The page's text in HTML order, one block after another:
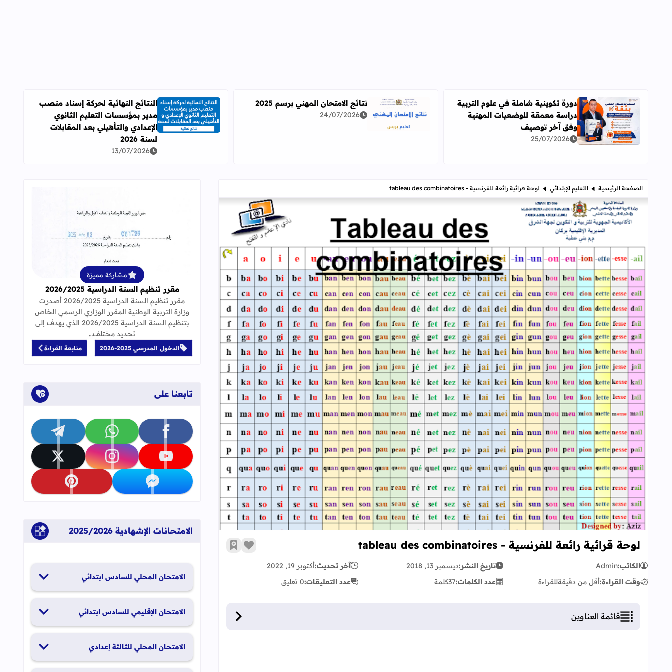
اقرأ المزيد عن دورة تكوينية شاملة في علوم التربية دراسة معمقة للوضعيات المهنية وفق آخر توصيف
دورة تكوينية شاملة في علوم التربية
دراسة معمقة للوضعيات المهنية
وفق آخر توصيف
25/07/2026
اقرأ المزيد عن نتائج الامتحان المهني برسم 2025
نتائج الامتحان المهني برسم 2025
24/07/2026
اقرأ المزيد عن النتائج النهائية لحركة إسناد منصب مدير بمؤسسات
النتائج النهائية لحركة إسناد منصب
مدير بمؤسسات التعليم الثانوي
الإعدادي والتأهيلي بعد المقابلات
لسنة 2026
13/07/2026
الصفحة الرئيسية التعليم الإبتدائي لوحة قرائية رائعة للفرنسية - tableau des combinatoires
لوحة قرائية رائعة للفرنسية - tableau des combinatoires
لوحة قرائية رائعة للفرنسية - tableau des combinatoires زر الإعجاب
أضف إلى العلامات المرجعية
الكاتب:Admin تاريخ النشر:ديسمبر 13, 2018 آخر تحديث:أكتوبر 19, 2022
وقت القراءة:أقل من دقيقةللقراءة عدد الكلمات:37كلمة عدد التعليقات:0 تعليق
قائمة العناوين
قراءة المزيد عن مقرر تنظيم السنة الدراسية
مشاركة مميزة
مقرر تنظيم السنة الدراسية 2026/2025
مقرر تنظيم السنة الدراسية 2026/2025 أصدرت
وزارة التربية الوطنية المقرر الوزاري الرسمي الخاص
بتنظيم السنة الدراسية 2026/2025 الذي يهدف إلى
تحديد مختلف…
الدخول المدرسي 2025-2026 متابعة القراءة
تابعنا على
تابعنا على facebook تابعنا على whatsapp تابعنا على telegram
تابعنا على youtube تابعنا على instagram تابعنا على x
تابعنا على messenger تابعنا على pinterest
الامتحانات الإشهادية 2025/2026
الامتحان المحلي للسادس ابتدائي
الامتحان الإقليمي للسادس ابتدائي
الامتحان المحلي للثالثة إعدادي